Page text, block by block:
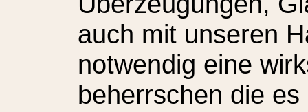
auch mit unseren
notwendig eine
beherrschen die